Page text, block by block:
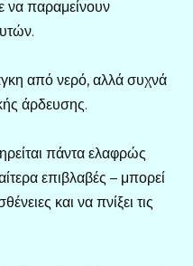
να παραμείνουν
από νερό, αλλά συχνά
άρδευσης.
πάντα ελαφρώς
επιβλαβές – μπορεί
και να πνίξει τις